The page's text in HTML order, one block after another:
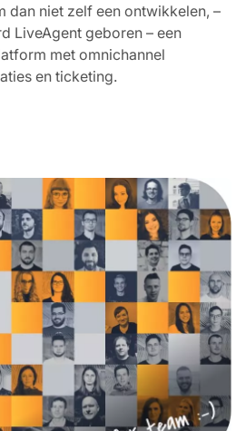
dan niet zelf een ontwikkelen, –
LiveAgent geboren – een
met omnichannel
en ticketing.